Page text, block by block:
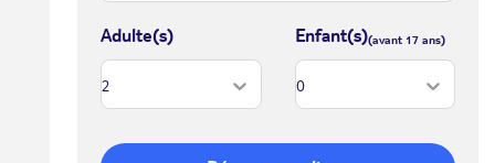
Adulte(s) Enfant(s)